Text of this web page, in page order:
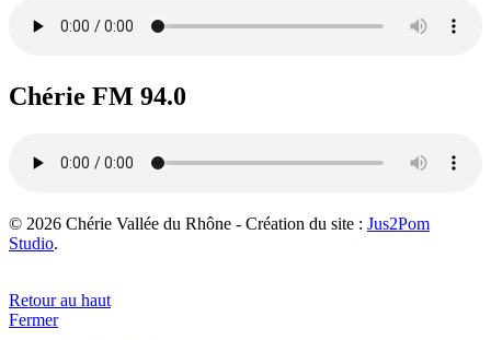
Chérie FM 94.0
© 2026 Chérie Vallée du Rhône - Création du site : Jus2Pom
Studio.
Retour au haut
Fermer